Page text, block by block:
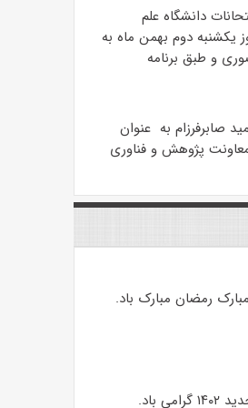
دانشگاه علم
یکشنبه دوم بهمن ماه به
و طبق برنامه
صابرفرزام به عنوان
پژوهش و فناوری
رمضان مبارک باد.
باد.